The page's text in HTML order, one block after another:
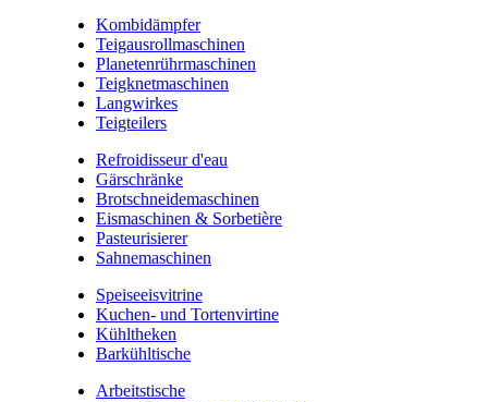
Kombidämpfer
Teigausrollmaschinen
Planetenrührmaschinen
Teigknetmaschinen
Langwirkes
Teigteilers
Refroidisseur d'eau
Gärschränke
Brotschneidemaschinen
Eismaschinen & Sorbetière
Pasteurisierer
Sahnemaschinen
Speiseeisvitrine
Kuchen- und Tortenvirtine
Kühltheken
Barkühltische
Arbeitstische